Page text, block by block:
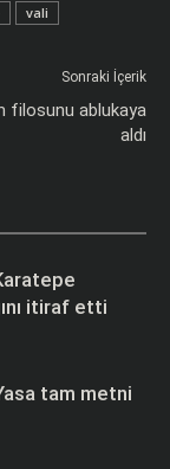
vali
Sonraki İçerik
filosunu ablukaya
aldı
itiraf etti
tam metni